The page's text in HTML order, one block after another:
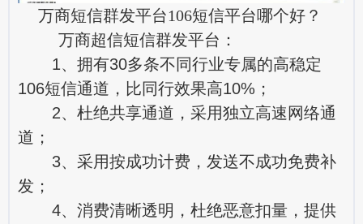
万商短信群发平台106短信平台哪个好？
万商超信短信群发平台：
1、拥有30多条不同行业专属的高稳定
106短信通道，比同行效果高10%；
2、杜绝共享通道，采用独立高速网络通
道；
3、采用按成功计费，发送不成功免费补
发；
4、消费清晰透明，杜绝恶意扣量，提供